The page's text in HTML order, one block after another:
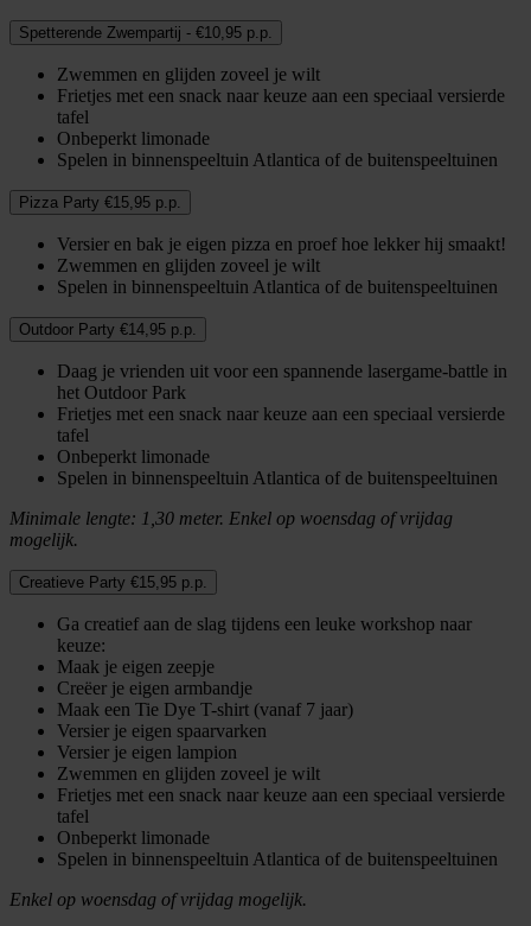
Spetterende Zwempartij - €10,95 p.p.
Zwemmen en glijden zoveel je wilt
Frietjes met een snack naar keuze aan een speciaal versierde
tafel
Onbeperkt limonade
Spelen in binnenspeeltuin Atlantica of de buitenspeeltuinen
Pizza Party €15,95 p.p.
Versier en bak je eigen pizza en proef hoe lekker hij smaakt!
Zwemmen en glijden zoveel je wilt
Spelen in binnenspeeltuin Atlantica of de buitenspeeltuinen
Outdoor Party €14,95 p.p.
Daag je vrienden uit voor een spannende lasergame-battle in
het Outdoor Park
Frietjes met een snack naar keuze aan een speciaal versierde
tafel
Onbeperkt limonade
Spelen in binnenspeeltuin Atlantica of de buitenspeeltuinen
Minimale lengte: 1,30 meter. Enkel op woensdag of vrijdag
mogelijk.
Creatieve Party €15,95 p.p.
Ga creatief aan de slag tijdens een leuke workshop naar
keuze:
Maak je eigen zeepje
Creëer je eigen armbandje
Maak een Tie Dye T-shirt (vanaf 7 jaar)
Versier je eigen spaarvarken
Versier je eigen lampion
Zwemmen en glijden zoveel je wilt
Frietjes met een snack naar keuze aan een speciaal versierde
tafel
Onbeperkt limonade
Spelen in binnenspeeltuin Atlantica of de buitenspeeltuinen
Enkel op woensdag of vrijdag mogelijk.